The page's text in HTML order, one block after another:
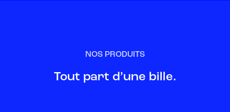
NOS PRODUITS
Tout part d’une bille.